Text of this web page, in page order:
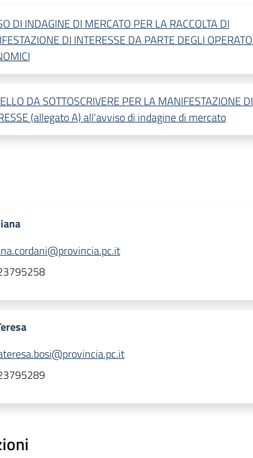
DI INDAGINE DI MERCATO PER LA RACCOLTA DI
DI INTERESSE DA PARTE DEGLI
DA SOTTOSCRIVERE PER LA MANIFESTAZIONE DI
(allegato A) all'avviso di indagine di mercato